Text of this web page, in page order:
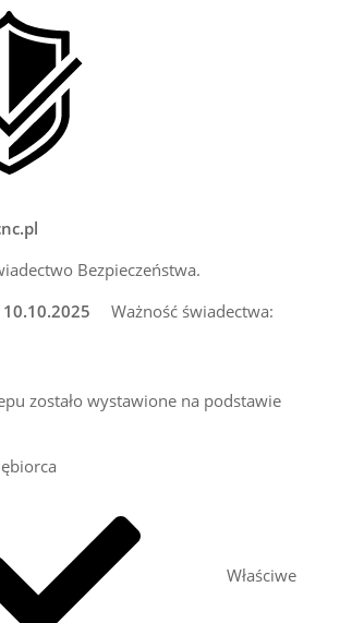
Bezpieczeństwa.
10.10.2025
Ważność świadectwa:
zostało wystawione na podstawie
Właściwe